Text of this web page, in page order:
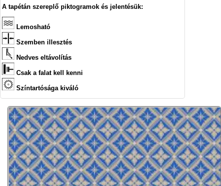
A tapétán szereplő piktogramok és jelentésük:
Lemosható
Szemben illesztés
Nedves eltávolítás
Csak a falat kell kenni
Színtartósága kiváló